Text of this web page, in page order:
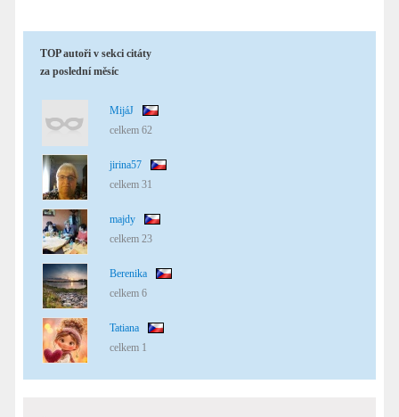
TOP autoři v sekci citáty
za poslední měsíc
MijáJ
celkem 62
jirina57
celkem 31
majdy
celkem 23
Berenika
celkem 6
Tatiana
celkem 1